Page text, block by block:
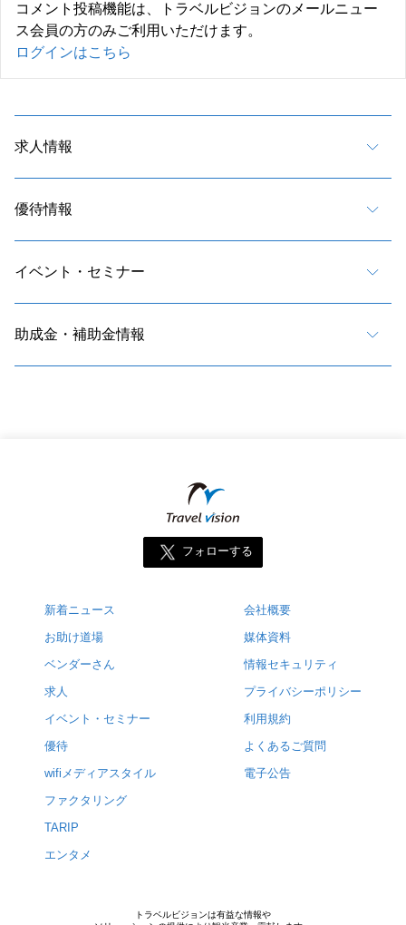
コメント投稿機能は、トラベルビジョンのメールニュー
ス会員の方のみご利用いただけます。
ログインはこちら
求人情報
優待情報
イベント・セミナー
助成金・補助金情報
フォローする
新着ニュース
お助け道場
ベンダーさん
求人
イベント・セミナー
優待
wifiメディアスタイル
ファクタリング
TARIP
エンタメ
会社概要
媒体資料
情報セキュリティ
プライバシーポリシー
利用規約
よくあるご質問
電子公告
トラベルビジョンは有益な情報や